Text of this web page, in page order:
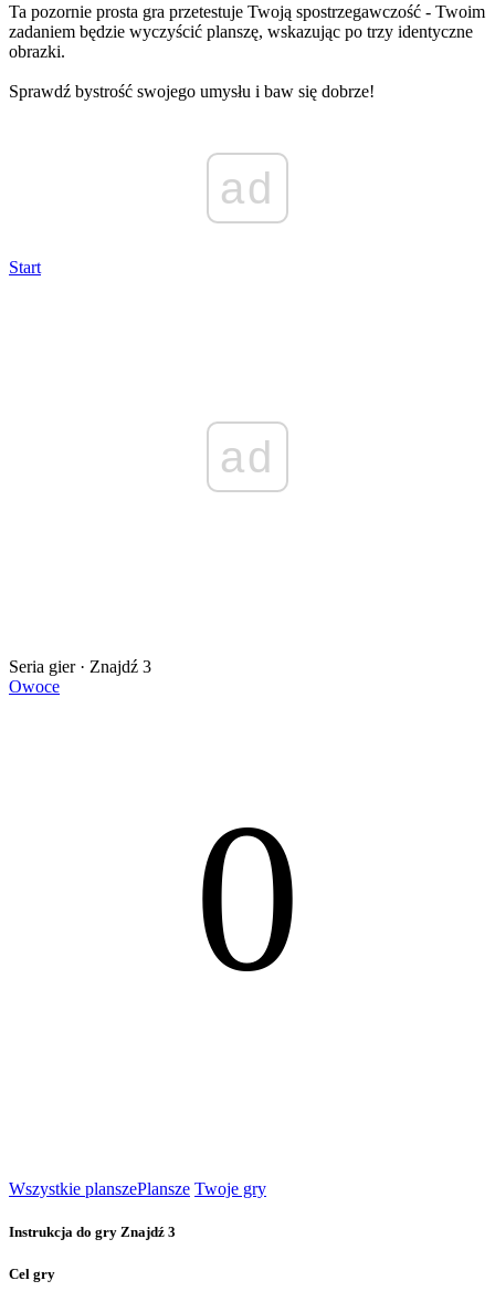
Ta pozornie prosta gra przetestuje Twoją spostrzegawczość - Twoim
zadaniem będzie wyczyścić planszę, wskazując po trzy identyczne
obrazki.
Sprawdź bystrość swojego umysłu i baw się dobrze!
ad
Start
ad
Seria gier · Znajdź 3
Owoce
0
Wszystkie planszePlansze Twoje gry
Instrukcja do gry Znajdź 3
Cel gry